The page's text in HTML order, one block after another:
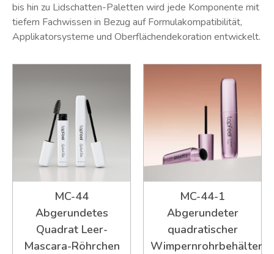
bis hin zu Lidschatten-Paletten wird jede Komponente mit
tiefem Fachwissen in Bezug auf Formulakompatibilität,
Applikatorsysteme und Oberflächendekoration entwickelt.
MC-44
Abgerundetes
Quadrat Leer-
Mascara-Röhrchen
MC-44-1
Abgerundeter
quadratischer
Wimpernrohrbehälter